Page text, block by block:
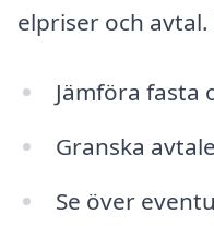
elpriser och
Jämföra fasta
Granska
Se över